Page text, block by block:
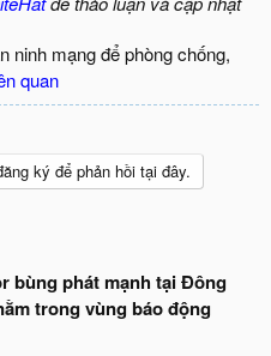
ninh mạng để phòng chống,
quan
ký để phản hồi tại đây.
bùng phát mạnh tại Đông
trong vùng báo động